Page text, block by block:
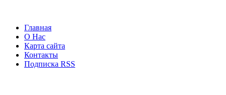
Главная
О Нас
Карта сайта
Контакты
Подписка RSS